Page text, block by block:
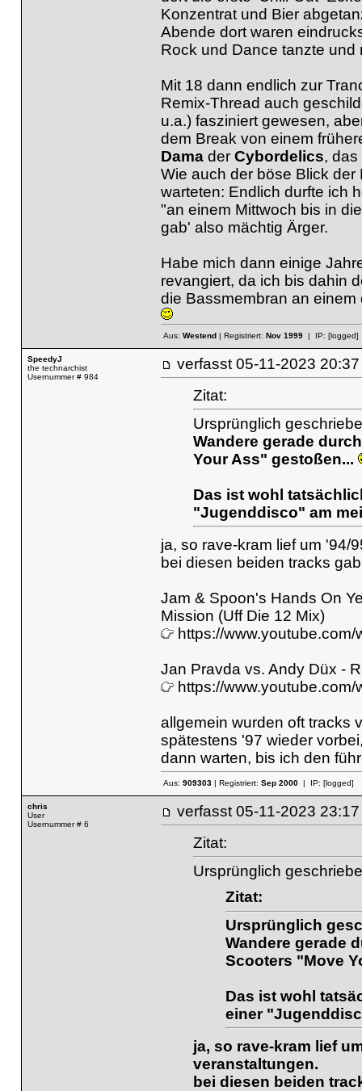
Konzentrat und Bier
Abende dort waren
Rock und Dance tanzte und
Mit 18 dann endlich zur
Remix-Thread auch
u.a.) fasziniert gewesen,
dem Break von einem
Damader Cybordelics,
Wie auch der böse Blick
warteten: Endlich durfte ich
"an einem Mittwoch bis in
gab' also mächtig Ärger.
Habe mich dann einige
revangiert, da ich bis dahin
die Bassmembran an
Aus: Westend| Registriert: Nov 1999| IP: [logged]
SpeedyJ
the technarchist
Usernummer # 984
verfasst 05-11-2023
Zitat:
Ursprünglich
Wandere gerade
Your Ass" gestoßen...
Das ist wohl
"Jugenddisco" am
ja, so rave-kram lief um '94/
bei diesen beiden tracks
Jam & Spoon's Hands On
Mission (Uff Die 12 Mix)
https://
Jan Pravda vs. Andy Düx -
https://
allgemein wurden oft tracks
spätestens '97 wieder
dann warten, bis ich den
Aus: 909303| Registriert: Sep 2000| IP: [logged]
chris
User
Usernummer # 6
verfasst 05-11-2023
Zitat:
Ursprünglich
Zitat:
Ursprünglich
Wandere gerade
Scooters "Move
Das ist wohl
einer
ja, so rave-kram lief
veranstaltungen.
bei diesen beiden